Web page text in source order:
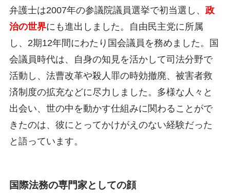
弁護士は2007年の参議院議員選挙で初当選し、 政
治の世界にも進出しました。自由民主党に所属
し、2期12年間にわたり国会議員を務めました。国
会議員時代は、自身の知見を活かして司法分野で
活動し、法曹改革や殺人罪の時効撤廃、被害者救
済制度の拡充などに尽力しました。多様な人々と
出会い、世の中を動かす仕組みに関わることがで
きたのは、彼にとってかけがえのない経験だった
と語っています。
国際法務の専門家としての顔